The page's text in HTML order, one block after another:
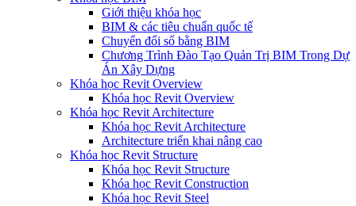
Giới thiệu khóa học
BIM & các tiêu chuẩn quốc tế
Chuyển đổi số bằng BIM
Chương Trình Đào Tạo Quản Trị BIM Trong Dự
Án Xây Dựng
Khóa học Revit Overview
Khóa học Revit Overview
Khóa học Revit Architecture
Khóa học Revit Architecture
Architecture triển khai nâng cao
Khóa học Revit Structure
Khóa học Revit Structure
Khóa học Revit Construction
Khóa học Revit Steel